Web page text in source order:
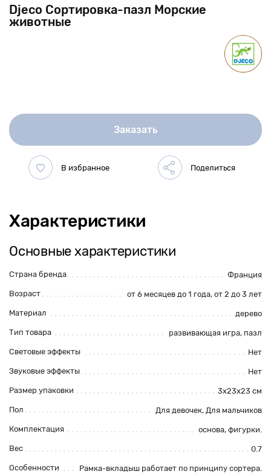
Djeco Сортировка-пазл Морские
животные
Заказать
Характеристики
Основные характеристики
Страна бренда Франция
Возраст от 6 месяцев до 1 года, от 2 до 3 лет
Материал дерево
Тип товара развивающая игра, пазл
Световые эффекты Нет
Звуковые эффекты Нет
Размер упаковки 3х23х23 см
Пол Для девочек, Для мальчиков
Комплектация основа, фигурки.
Вес 0.7
Особенности Рамка-вкладыш работает по принципу сортера.